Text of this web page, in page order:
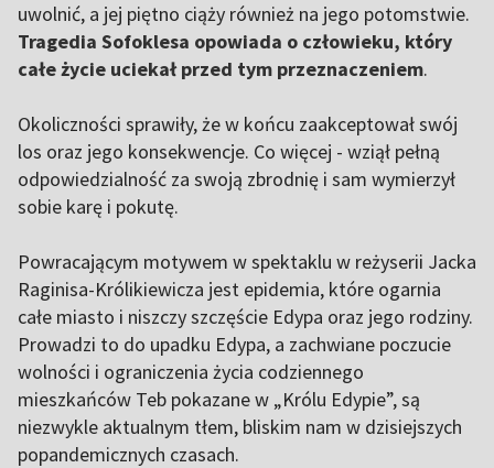
uwolnić, a jej piętno ciąży również na jego potomstwie.
Tragedia Sofoklesa opowiada o człowieku, który
całe życie uciekał przed tym przeznaczeniem.
Okoliczności sprawiły, że w końcu zaakceptował swój
los oraz jego konsekwencje. Co więcej - wziął pełną
odpowiedzialność za swoją zbrodnię i sam wymierzył
sobie karę i pokutę.
Powracającym motywem w spektaklu w reżyserii Jacka
Raginisa-Królikiewicza jest epidemia, które ogarnia
całe miasto i niszczy szczęście Edypa oraz jego rodziny.
Prowadzi to do upadku Edypa, a zachwiane poczucie
wolności i ograniczenia życia codziennego
mieszkańców Teb pokazane w „Królu Edypie”, są
niezwykle aktualnym tłem, bliskim nam w dzisiejszych
popandemicznych czasach.